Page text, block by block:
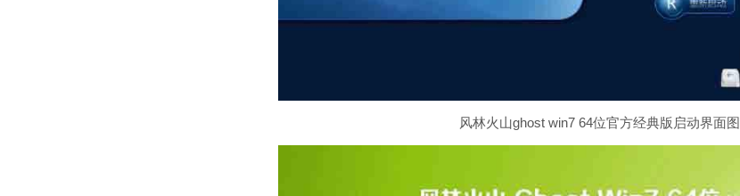
风林火山ghost win7 64位官方经典版启动界面图